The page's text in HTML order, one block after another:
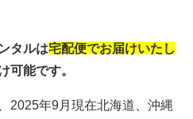
タルは宅配便でお届けいたし
可能です。
2025年9月現在北海道、沖縄